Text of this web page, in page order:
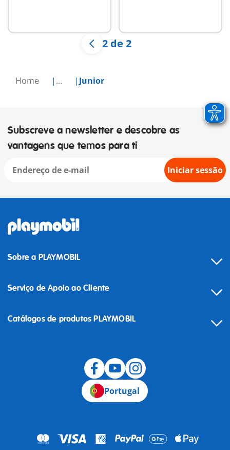
Home ... Junior
2 de 2
Subscreve a newsletter e descobre as
vantagens que temos para ti
Iniciar sessão
Sobre a PLAYMOBIL
Serviço de Apoio ao Cliente
Catálogos de produtos PLAYMOBIL
Portugal